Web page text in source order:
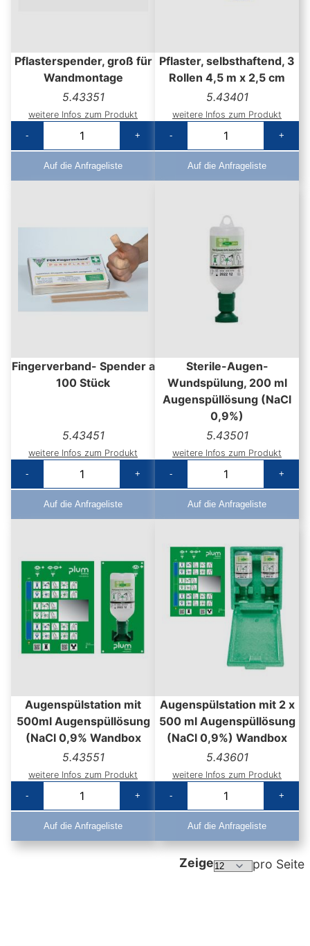
Pflasterspender, groß für
Wandmontage
5.43351
weitere Infos zum Produkt
-
+
Auf die Anfrageliste
Pflaster, selbsthaftend, 3
Rollen 4,5 m x 2,5 cm
5.43401
weitere Infos zum Produkt
-
+
Auf die Anfrageliste
Fingerverband- Spender a
100 Stück
5.43451
weitere Infos zum Produkt
-
+
Auf die Anfrageliste
Sterile-Augen-
Wundspülung, 200 ml
Augenspüllösung (NaCl
0,9%)
5.43501
weitere Infos zum Produkt
-
+
Auf die Anfrageliste
Augenspülstation mit
500ml Augenspüllösung
(NaCl 0,9% Wandbox
5.43551
weitere Infos zum Produkt
-
+
Auf die Anfrageliste
Augenspülstation mit 2 x
500 ml Augenspüllösung
(NaCl 0,9%) Wandbox
5.43601
weitere Infos zum Produkt
-
+
Auf die Anfrageliste
Zeige pro Seite